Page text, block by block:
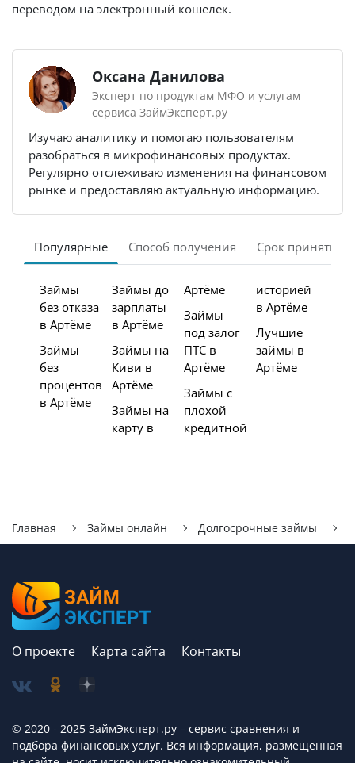
переводом на электронный кошелек.
Оксана Данилова
Эксперт по продуктам МФО и услугам
сервиса ЗаймЭксперт.ру
Изучаю аналитику и помогаю пользователям
разобраться в микрофинансовых продуктах.
Регулярно отслеживаю изменения на финансовом
рынке и предоставляю актуальную информацию.
Популярные Способ получения Срок принятия
Займы
без отказа
в Артёме
Займы
без
процентов
в Артёме
Займы до
зарплаты
в Артёме
Займы на
Киви в
Артёме
Займы на
карту в
Артёме
Займы
под залог
ПТС в
Артёме
Займы с
плохой
кредитной
историей
в Артёме
Лучшие
займы в
Артёме
Главная Займы онлайн Долгосрочные займы
О проекте Карта сайта Контакты
© 2020 - 2025 ЗаймЭксперт.ру – сервис cравнения и
подбора финансовых услуг. Вся информация, размещенная